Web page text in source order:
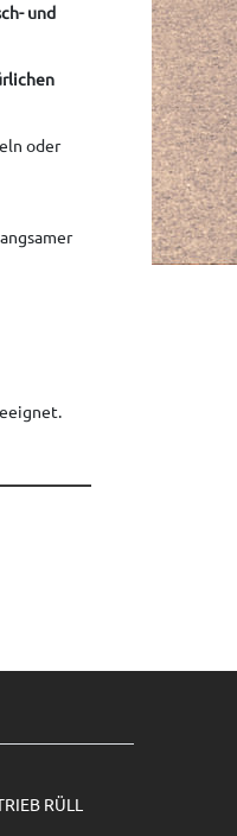
und
oder
RÜLL